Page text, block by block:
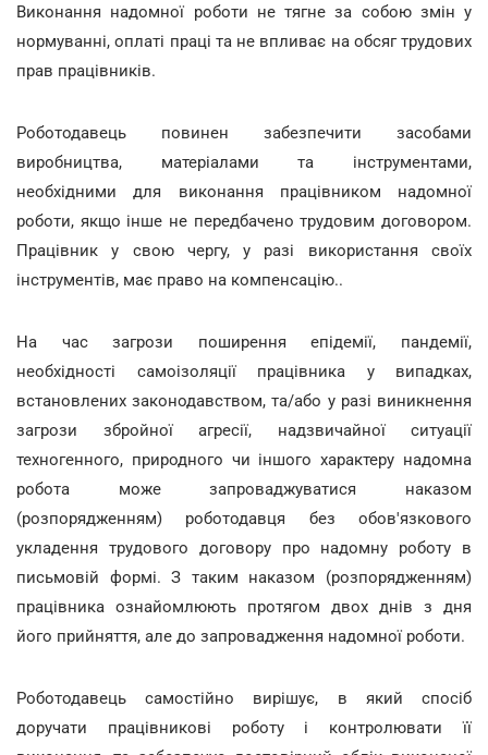
Виконання надомної роботи не тягне за собою змін у
нормуванні, оплаті праці та не впливає на обсяг трудових
прав працівників.
Роботодавець повинен забезпечити засобами
виробництва, матеріалами та інструментами,
необхідними для виконання працівником надомної
роботи, якщо інше не передбачено трудовим договором.
Працівник у свою чергу, у разі використання своїх
інструментів, має право на компенсацію..
На час загрози поширення епідемії, пандемії,
необхідності самоізоляції працівника у випадках,
встановлених законодавством, та/або у разі виникнення
загрози збройної агресії, надзвичайної ситуації
техногенного, природного чи іншого характеру надомна
робота може запроваджуватися наказом
(розпорядженням) роботодавця без обов'язкового
укладення трудового договору про надомну роботу в
письмовій формі. З таким наказом (розпорядженням)
працівника ознайомлюють протягом двох днів з дня
його прийняття, але до запровадження надомної роботи.
Роботодавець самостійно вирішує, в який спосіб
доручати працівникові роботу і контролювати її